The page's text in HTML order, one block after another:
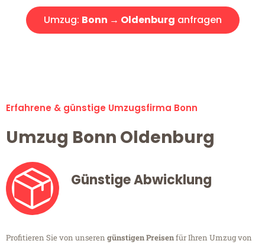
Umzug: Bonn → Oldenburg anfragen
Erfahrene & günstige Umzugsfirma Bonn
Umzug Bonn Oldenburg
Günstige Abwicklung
Profitieren Sie von unseren günstigen Preisenfür Ihren Umzug von